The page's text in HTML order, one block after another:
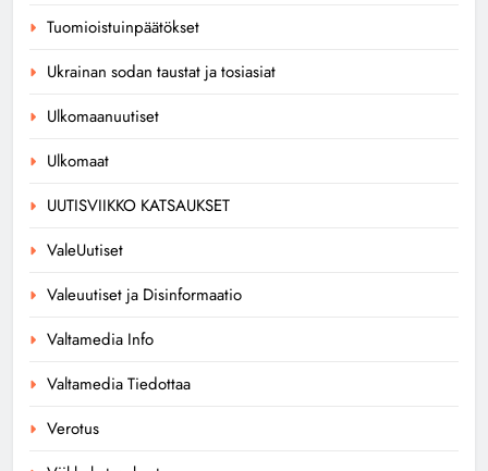
Tuomioistuinpäätökset
Ukrainan sodan taustat ja tosiasiat
Ulkomaanuutiset
Ulkomaat
UUTISVIIKKO KATSAUKSET
ValeUutiset
Valeuutiset ja Disinformaatio
Valtamedia Info
Valtamedia Tiedottaa
Verotus